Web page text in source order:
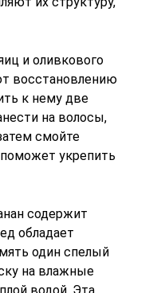
и оливкового
восстановлению
к нему две
на волосы,
смойте
укрепить
содержит
обладает
один спелый
на влажные
водой. Эта